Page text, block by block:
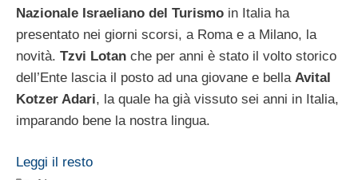
Nazionale Israeliano del Turismo in Italia ha
presentato nei giorni scorsi, a Roma e a Milano, la
novità. Tzvi Lotan che per anni è stato il volto storico
dell’Ente lascia il posto ad una giovane e bella Avital
Kotzer Adari, la quale ha già vissuto sei anni in Italia,
imparando bene la nostra lingua.
Leggi il resto